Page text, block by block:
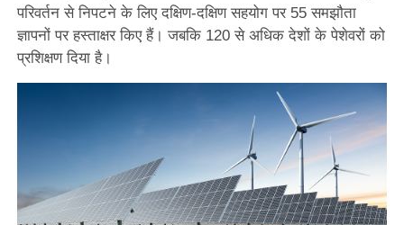
परिवर्तन से निपटने के लिए दक्षिण-दक्षिण सहयोग पर 55 समझौता
ज्ञापनों पर हस्ताक्षर किए हैं। जबकि 120 से अधिक देशों के पेशेवरों को
प्रशिक्षण दिया है।